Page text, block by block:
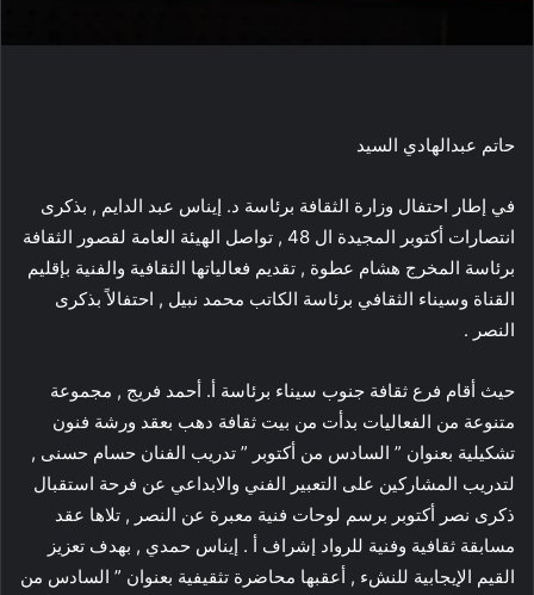
حاتم عبدالهادي السيد
في إطار احتفال وزارة الثقافة برئاسة د. إيناس عبد الدايم , بذكرى
انتصارات أكتوبر المجيدة ال 48 , تواصل الهيئة العامة لقصور الثقافة
برئاسة المخرج هشام عطوة , تقديم فعالياتها الثقافية والفنية بإقليم
القناة وسيناء الثقافي برئاسة الكاتب محمد نبيل , احتفالاً بذكرى
النصر .
حيث أقام فرع ثقافة جنوب سيناء برئاسة أ. أحمد فريج , مجموعة
متنوعة من الفعاليات بدأت من بيت ثقافة دهب بعقد ورشة فنون
تشكيلية بعنوان ” السادس من أكتوبر ” تدريب الفنان حسام حسنى ,
لتدريب المشاركين على التعبير الفني والابداعي عن فرحة استقبال
ذكرى نصر أكتوبر برسم لوحات فنية معبرة عن النصر , تلاها عقد
مسابقة ثقافية وفنية للرواد إشراف أ . إيناس حمدي , بهدف تعزيز
القيم الإيجابية للنشء , أعقبها محاضرة تثقيفية بعنوان ” السادس من